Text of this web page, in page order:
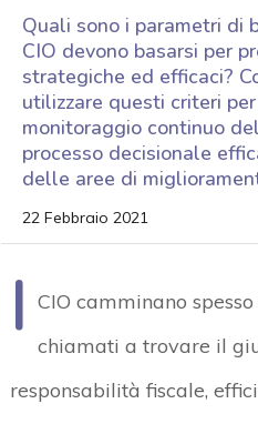
Quali sono i parametri di
CIO devono basarsi per
strategiche ed efficaci?
utilizzare questi criteri
monitoraggio continuo
processo decisionale
delle aree di
22 Febbraio 2021
I CIO camminano
chiamati a trovare il
responsabilità fiscale,